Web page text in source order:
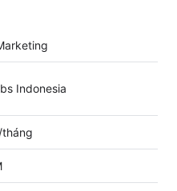
Indonesia